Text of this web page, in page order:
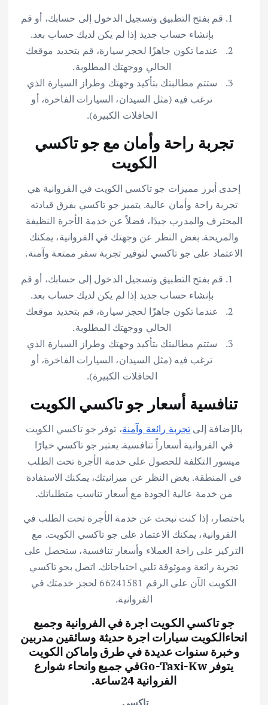
قم بفتح التطبيق وتسجيل الدخول إلى حسابك، أو قم
بإنشاء حساب جديد إذا لم يكن لديك حساب بعد.
عندما تكون جاهزًا لحجز سيارة، قم بتحديد موقعك
الحالي ووجهتك المطلوبة.
ستتم مطالبتك بتأكيد وجهتك وطراز السيارة الذي
ترغب فيه (مثل السيدان، السيارات الفاخرة، أو
الحافلات الكبيرة).
تجربة راحة وأمان مع جو تاكسي
الكويت
إحدى أبرز مميزات جو تاكسي الكويت في الفروانية هي
تجربة راحة وأمان عالية. يتميز جو تاكسي بفرق قيادته
المحترف والمدرب جيدًا، فضلاً عن خدمة الأجرة النظيفة
والمريحة. بغض النظر عن وجهتك في الفروانية، يمكنك
الاعتماد على جو تاكسي لتوفير تجربة سفر ممتعة وآمنة.
قم بفتح التطبيق وتسجيل الدخول إلى حسابك، أو قم
بإنشاء حساب جديد إذا لم يكن لديك حساب بعد.
عندما تكون جاهزًا لحجز سيارة، قم بتحديد موقعك
الحالي ووجهتك المطلوبة.
ستتم مطالبتك بتأكيد وجهتك وطراز السيارة الذي
ترغب فيه (مثل السيدان، السيارات الفاخرة، أو
الحافلات الكبيرة).
تنافسية أسعار جو تاكسي الكويت
بالإضافة إلى تجربة رائعة وآمنة، توفر جو تاكسي الكويت
في الفروانية أسعاراً تنافسية. يعتبر جو تاكسي خيارًا
ميسور التكلفة للحصول على خدمة الأجرة تحت الطلب
في المنطقة. بغض النظر عن ميزانيتك، يمكنك الاستفادة
من خدمة عالية الجودة مع أسعار تناسب متطلباتك.
باختصار، إذا كنت تبحث عن خدمة الأجرة تحت الطلب في
الفروانية، يمكنك الاعتماد على جو تاكسي الكويت. مع
التركيز على راحة العملاء وأسعار تنافسية، ستحصل على
تجربة رائعة وموثوقة تلبي احتياجاتك. اتصل بجو تاكسي
الكويت الآن على الرقم 66241581 لحجز خدمتك في
الفروانية.
جو تاكسي الكويت اجرة في الفروانية وجميع
انحاءالكويت سيارات اجرة حديثة وسائقين مدربين
وخبرة سنوات عديدة في طرق واماكن الكويت
يتوفر Go-Taxi-Kwفي جميع وانحاء شوارع
الفروانية 24ساعة.